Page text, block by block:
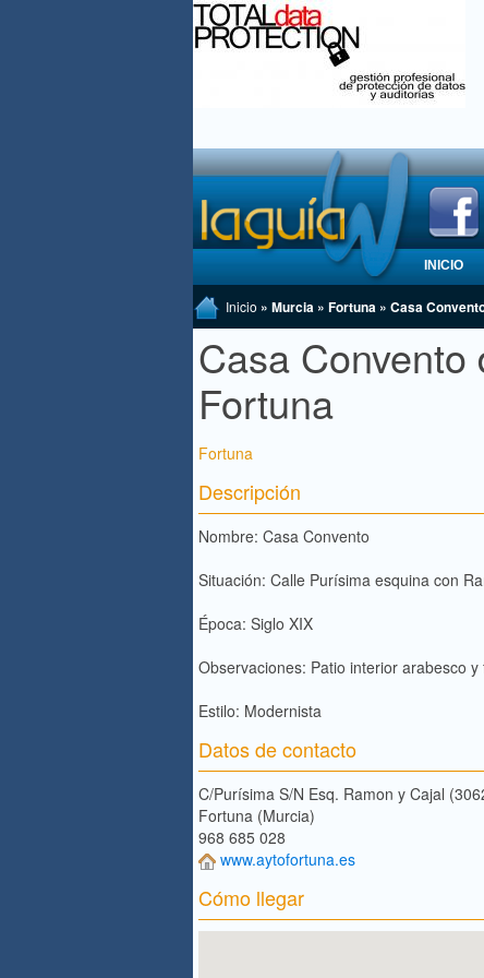
INICIO
Inicio » Murcia » Fortuna » Casa
Casa
Fortuna
Fortuna
Descripción
Nombre: Casa Convento
Situación: Calle Purísima esquina con
Época: Siglo XIX
Observaciones: Patio interior arabesco y
Estilo: Modernista
Datos de contacto
C/Purísima S/N Esq. Ramon y Cajal
Fortuna (Murcia)
968 685 028
www.aytofortuna.es
Cómo llegar